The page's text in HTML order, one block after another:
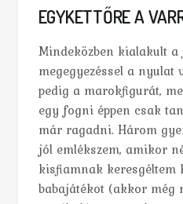
EGYKETTŐRE A
Mindeközben kialakult
megegyezéssel a nyulat
pedig a marokfigurát,
egy fogni éppen csak
már ragadni. Három
jól emlékszem, amikor
kisfiamnak keresgéltem
babajátékot (akkor még